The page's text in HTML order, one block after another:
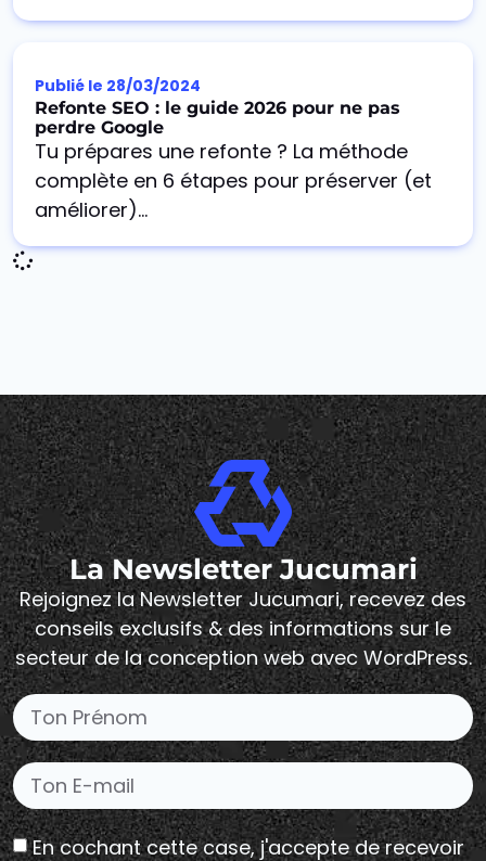
Publié le 28/03/2024
Refonte SEO : le guide 2026 pour ne pas
perdre Google
Tu prépares une refonte ? La méthode
complète en 6 étapes pour préserver (et
améliorer)...
La Newsletter Jucumari
Rejoignez la Newsletter Jucumari, recevez des
conseils exclusifs & des informations sur le
secteur de la conception web avec WordPress.
En cochant cette case, j'accepte de recevoir